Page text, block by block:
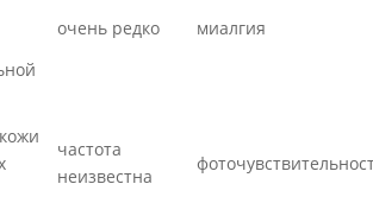
очень редко миалгия
частота
неизвестна